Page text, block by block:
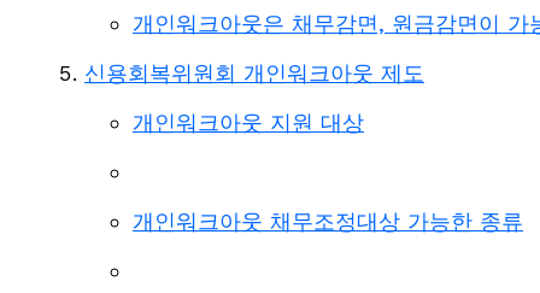
개인워크아웃은 채무감면, 원금감면이 가
신용회복위원회 개인워크아웃 제도
개인워크아웃 지원 대상
개인워크아웃 채무조정대상 가능한 종류